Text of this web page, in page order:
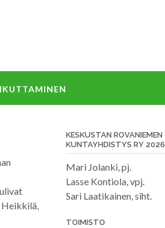
Heikkilä,
KESKUSTAN ROVANIEMEN
KUNTAYHDISTYS RY 2026
Mari Jolanki, pj.
Lasse Kontiola, vpj.
Sari Laatikainen, siht.
TOIMISTO